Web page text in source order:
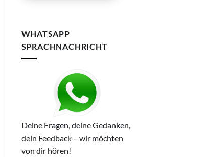
WHATSAPP
SPRACHNACHRICHT
Deine Fragen, deine Gedanken,
dein Feedback – wir möchten
von dir hören!